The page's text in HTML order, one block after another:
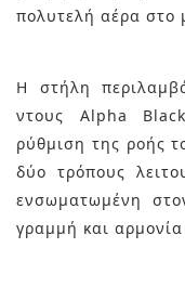
πολυτελή αέρα στο
Η στήλη
ντους Alpha
ρύθμιση της ροής
δύο τρόπους
ενσωματωμένη
γραμμή και